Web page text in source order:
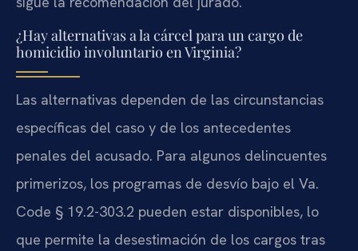
¿Hay alternativas a la cárcel para un cargo de
homicidio involuntario en Virginia?
Las alternativas dependen de las circunstancias
específicas del caso y de los antecedentes
penales del acusado. Para algunos delincuentes
primerizos, los programas de desvío bajo el Va.
Code § 19.2-303.2 pueden estar disponibles, lo
que permite la desestimación de los cargos tras